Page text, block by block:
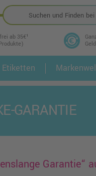
ab 35€¹
Etiketten
GARANTIE
Garantie“